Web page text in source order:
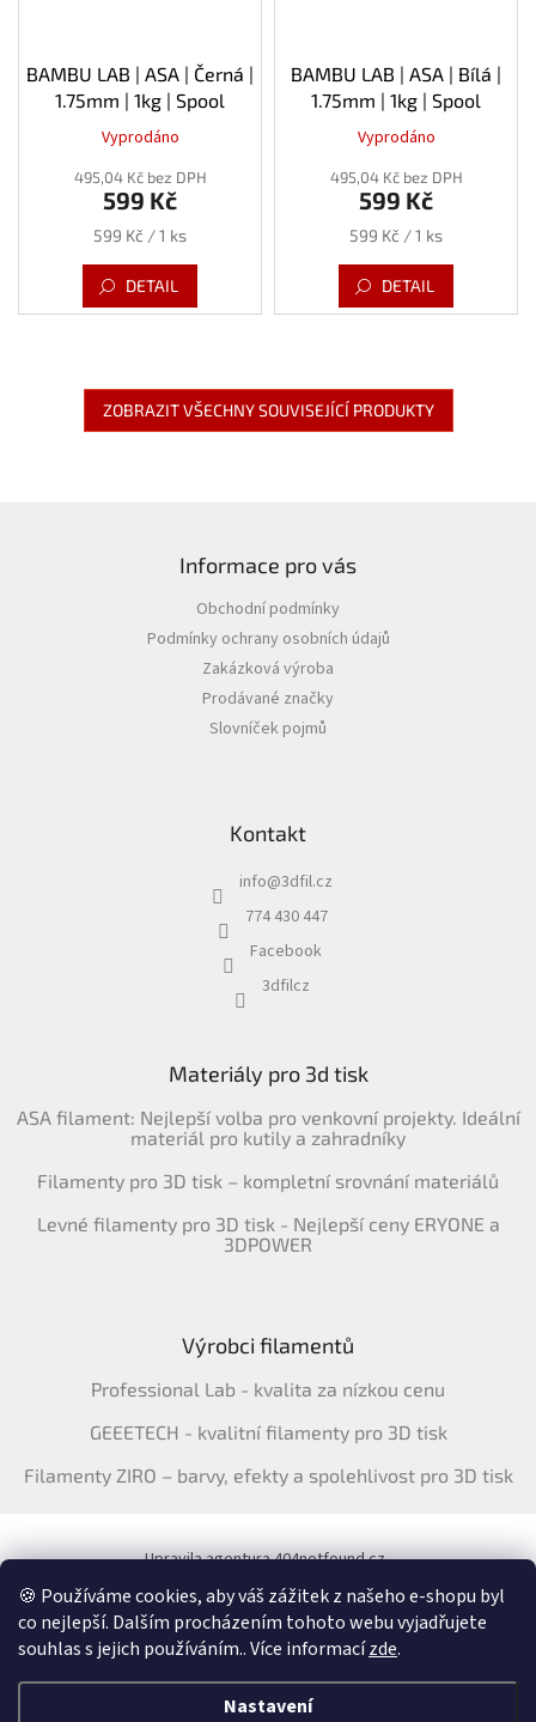
🍪 Používáme cookies, aby váš zážitek z našeho e-shopu byl
co nejlepší. Dalším procházením tohoto webu vyjadřujete
souhlas s jejich používáním.. Více informacízde.
Nastavení
BAMBU LAB | ASA | Černá |
1.75mm | 1kg | Spool
Vyprodáno
495,04 Kč bez DPH
599 Kč
Měrná
599 Kč / 1 ks
DETAIL
BAMBU LAB | ASA | Bílá |
1.75mm | 1kg | Spool
Vyprodáno
495,04 Kč bez DPH
599 Kč
Měrná
599 Kč / 1 ks
DETAIL
ZOBRAZIT VŠECHNY SOUVISEJÍCÍ PRODUKTY
Informace pro vás
Obchodní podmínky
Podmínky ochrany osobních údajů
Zakázková výroba
Prodávané značky
Slovníček pojmů
Kontakt
info@3dfil.cz
774 430 447
Facebook
3dfilcz
Materiály pro 3d tisk
ASA filament: Nejlepší volba pro venkovní projekty. Ideální
materiál pro kutily a zahradníky
Filamenty pro 3D tisk – kompletní srovnání materiálů
Levné filamenty pro 3D tisk - Nejlepší ceny ERYONE a
3DPOWER
Výrobci filamentů
Professional Lab - kvalita za nízkou cenu
GEEETECH - kvalitní filamenty pro 3D tisk
Filamenty ZIRO – barvy, efekty a spolehlivost pro 3D tisk
Upravila agentura 404notfound.cz
Katalog filamentů ERYONE pro ČR
Vytvořil Shoptet &